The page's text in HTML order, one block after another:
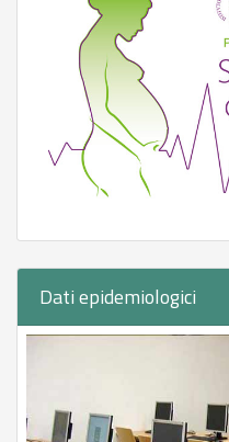
Dati epidemiologici